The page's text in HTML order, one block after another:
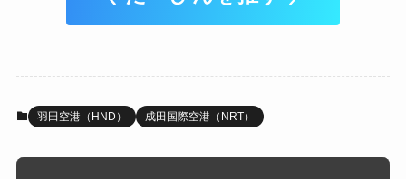
羽田空港（HND） 成田国際空港（NRT）